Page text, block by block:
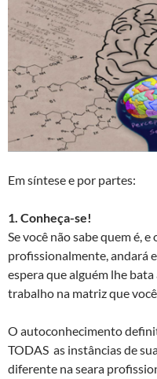
Em síntese e por partes:
1. Conheça-se!
Se você não sabe quem é,
profissionalmente, andará
espera que alguém lhe
trabalho na matriz que
O autoconhecimento
TODAS as instâncias de
diferente na seara